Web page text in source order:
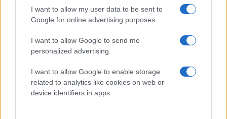
I want to allow my user data to be sent to
Google for online advertising purposes.
I want to allow Google to send me
personalized advertising.
I want to allow Google to enable storage
related to analytics like cookies on web or
device identifiers in apps.
trygg komponent i lagets försvarsspel.
Kontraktsförlängningen innebär att KHK säkrar en rutinerad och
modern tvåvägsback som redan visat att han passar väl in i
klubbens sätt att spela och satsning framåt.
Karlskrona HK är mycket glada över att Oskar Hassel fortsätter i
klubben och ser fram emot att se honom i den orangea tröjan även
kommande säsong.